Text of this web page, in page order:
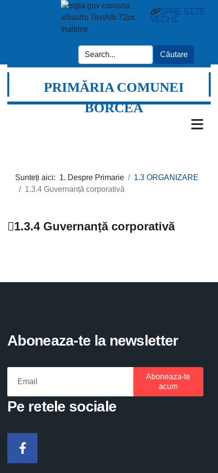
spre site
vechi
PRIMĂRIA COMUNEI
BORCEA
Sunteți aici: 1. Despre Primarie
1.3 ORGANIZARE
1.3.4 Guvernanță corporativă
1.3.4 Guvernanță corporativă
Aboneaza-te la newsletter
Aboneaza-te
acum
Pe retele sociale
Facebook